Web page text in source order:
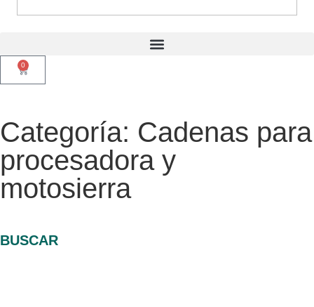
0
Categoría: Cadenas para
procesadora y
motosierra
BUSCAR